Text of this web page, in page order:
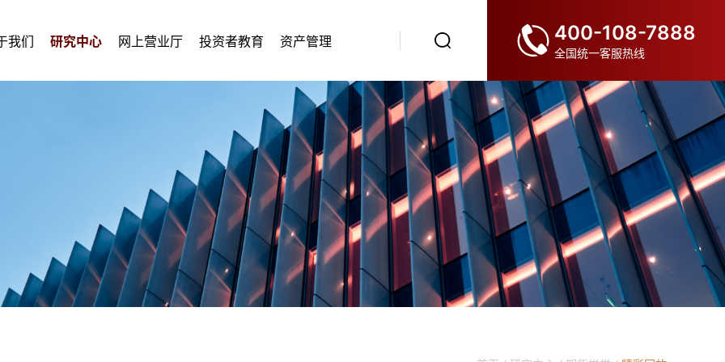
我们 研究中心 网上营业厅 投资者教育 资产管理 400-108-7888
全国统一客服热线